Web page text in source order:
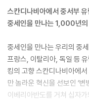
상크트바실리 대성당
32 활력 넘치는 천재들의 도
33 고통 속에서 빛을 명상하
’바티칸 피에타‘를 둘러싼 논
34 프라 마우로 지도, 아시
혼일강리역대국도지도
이르렀고, 서쪽으로는 콜럼
으며, 남동쪽으로는 러시아
인도와 중국까지 갔을 가능
로 활동했지만, 프랑스 북서
처럼 새로운 정치 단위를 만
도 했다. 바이킹 현상은 파
이다.
--- p.15, 「Part1. 바이킹의
스칸디나비아에서 중서부
중세인을 만나는 1,000년의
중세인을 만나는 우리의 중
프랑스, 이탈리아, 독일 등
킹의 고향 스칸디나비아에
만 놀라운 혁신을 선보인 ‘
이베리아반도를 거쳐 십자